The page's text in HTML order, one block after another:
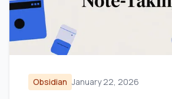
Obsidian January 22, 2026